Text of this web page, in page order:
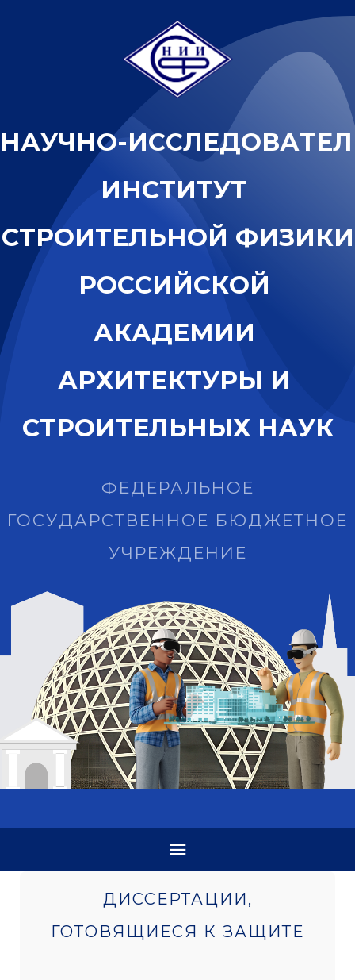
НАУЧНО-ИССЛЕДОВАТЕЛ
ИНСТИТУТ
СТРОИТЕЛЬНОЙ ФИЗИКИ
РОССИЙСКОЙ
АКАДЕМИИ
АРХИТЕКТУРЫ И
СТРОИТЕЛЬНЫХ НАУК
ФЕДЕРАЛЬНОЕ
ГОСУДАРСТВЕННОЕ БЮДЖЕТНОЕ
УЧРЕЖДЕНИЕ
ДИССЕРТАЦИИ,
ГОТОВЯЩИЕСЯ К ЗАЩИТЕ